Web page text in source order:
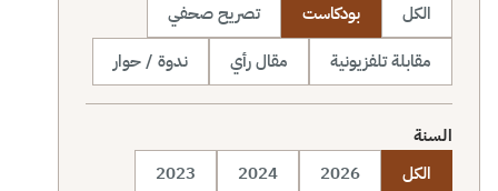
الكل
بودكاست
تصريح صحفي
مقابلة تلفزيونية
مقال رأي ندوة / حوار
السنة
الكل
2026
2024
2023